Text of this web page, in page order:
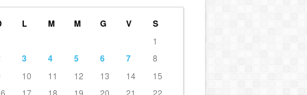
L M M G V S
1
3 4 5 6 7
8
10 11 12 13 14
15
17 18 19 20 21 22